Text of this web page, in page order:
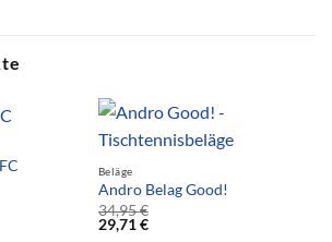
Beläge
Andro Belag Good!
34,95€
29,71€